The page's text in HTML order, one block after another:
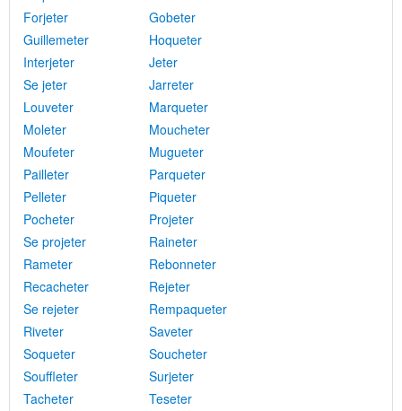
Forjeter
Gobeter
Guillemeter
Hoqueter
Interjeter
Jeter
Se jeter
Jarreter
Louveter
Marqueter
Moleter
Moucheter
Moufeter
Mugueter
Pailleter
Parqueter
Pelleter
Piqueter
Pocheter
Projeter
Se projeter
Raineter
Rameter
Rebonneter
Recacheter
Rejeter
Se rejeter
Rempaqueter
Riveter
Saveter
Soqueter
Soucheter
Souffleter
Surjeter
Tacheter
Teseter